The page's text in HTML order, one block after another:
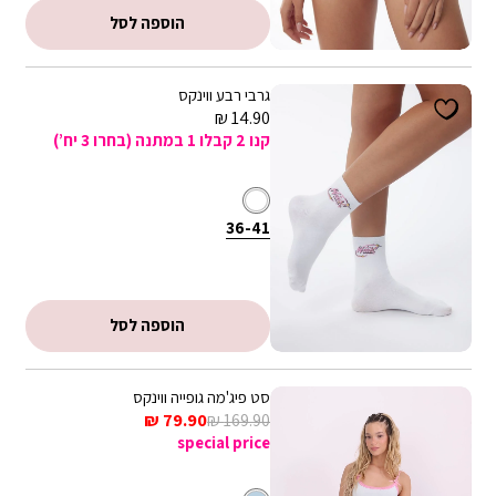
קופונים - ניתן לממש קופון אחד בהזמנה. הנחת קופון אינה חלה על דמי
משלוח, אריזת מתנה וגיפטקארד
הוספה לסל
גרבי רבע ווינקס
מחיר
מכירה
14.90 ₪
קנו 2 קבלו 1 במתנה (בחרו 3 יח’)
צבע
לבן
מידה
36-
36-41
הוספה לסל
סט פיג'מה גופייה ווינקס
מחיר
מכירה
79.90 ₪
מחיר
רגיל
169.90 ₪
special price